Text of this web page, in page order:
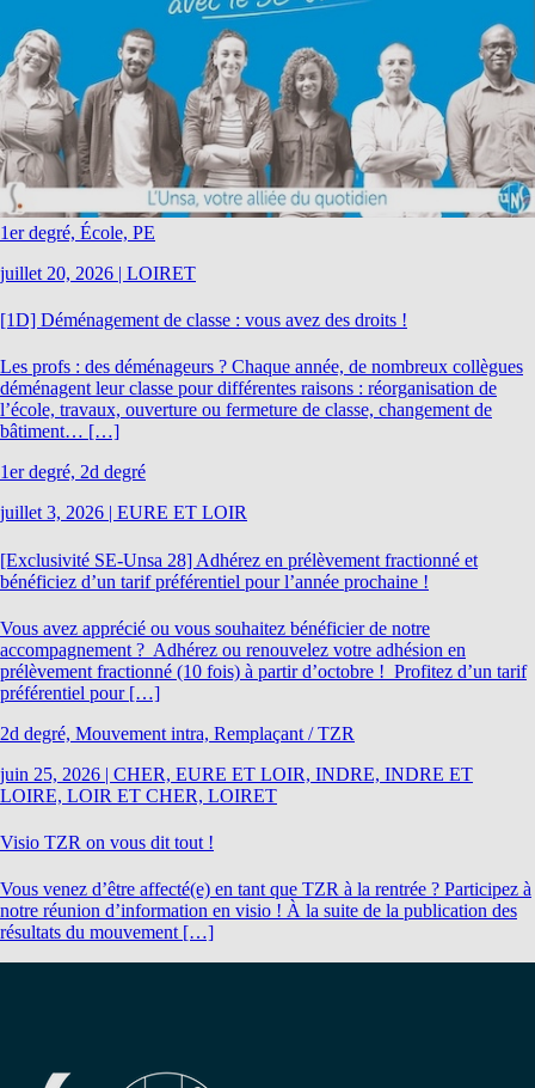
1er degré, École, PE
juillet 20, 2026 | LOIRET
[1D] Déménagement de classe : vous avez des droits !
Les profs : des déménageurs ? Chaque année, de nombreux collègues
déménagent leur classe pour différentes raisons : réorganisation de
l’école, travaux, ouverture ou fermeture de classe, changement de
bâtiment… […]
1er degré, 2d degré
juillet 3, 2026 | EURE ET LOIR
[Exclusivité SE-Unsa 28] Adhérez en prélèvement fractionné et
bénéficiez d’un tarif préférentiel pour l’année prochaine !
Vous avez apprécié ou vous souhaitez bénéficier de notre
accompagnement ? Adhérez ou renouvelez votre adhésion en
prélèvement fractionné (10 fois) à partir d’octobre ! Profitez d’un tarif
préférentiel pour […]
2d degré, Mouvement intra, Remplaçant / TZR
juin 25, 2026 | CHER, EURE ET LOIR, INDRE, INDRE ET
LOIRE, LOIR ET CHER, LOIRET
Visio TZR on vous dit tout !
Vous venez d’être affecté(e) en tant que TZR à la rentrée ? Participez à
notre réunion d’information en visio ! À la suite de la publication des
résultats du mouvement […]